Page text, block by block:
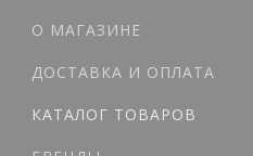
О МАГАЗИНЕ
ДОСТАВКА И ОПЛАТА
КАТАЛОГ ТОВАРОВ